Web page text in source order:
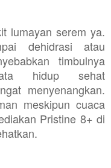
lumayan serem ya.
dehidrasi atau
timbulnya
hidup sehat
menyenangkan.
meskipun cuaca
Pristine 8+ di